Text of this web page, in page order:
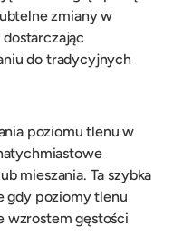
zmiany w
do tradycyjnych
poziomu tlenu w
mieszania. Ta szybka
gdy poziomy tlenu
wzrostem gęstości